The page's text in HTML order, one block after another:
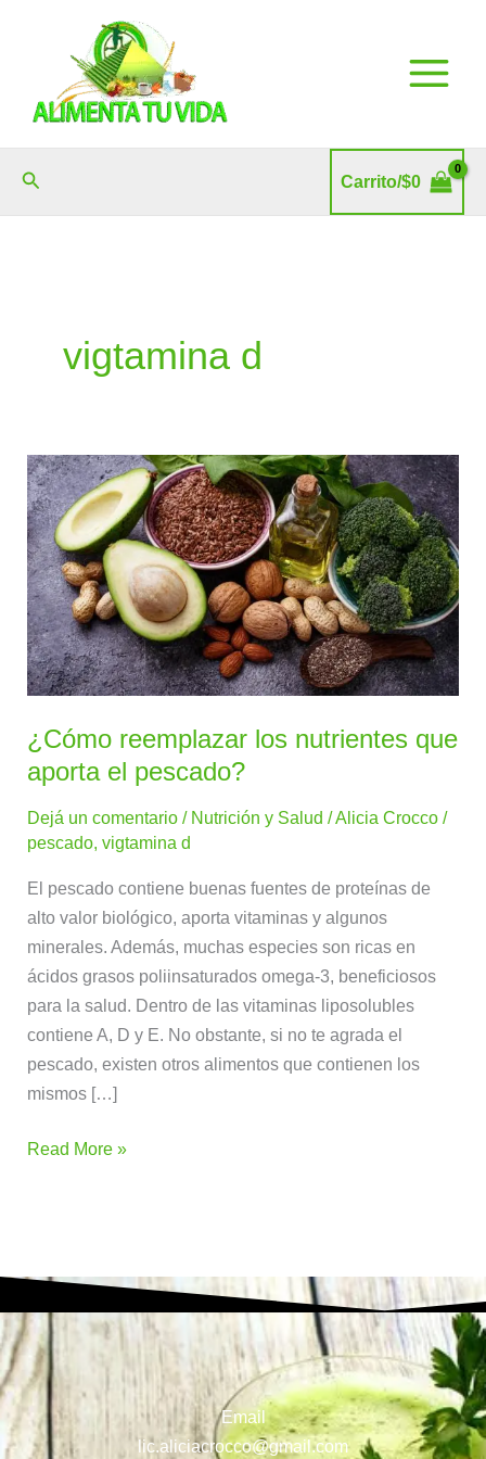
Buscar Carrito/$0
vigtamina d
¿Cómo reemplazar los nutrientes que
aporta el pescado?
Dejá un comentario / Nutrición y Salud /Alicia Crocco/
pescado,vigtamina d
El pescado contiene buenas fuentes de proteínas de
alto valor biológico, aporta vitaminas y algunos
minerales. Además, muchas especies son ricas en
ácidos grasos poliinsaturados omega-3, beneficiosos
para la salud. Dentro de las vitaminas liposolubles
contiene A, D y E. No obstante, si no te agrada el
pescado, existen otros alimentos que contienen los
mismos […]
¿Cómo
reemplazar
los
nutrientes
que
aporta
el
pescado?
Read More »
Email
lic.aliciacrocco@gmail.com